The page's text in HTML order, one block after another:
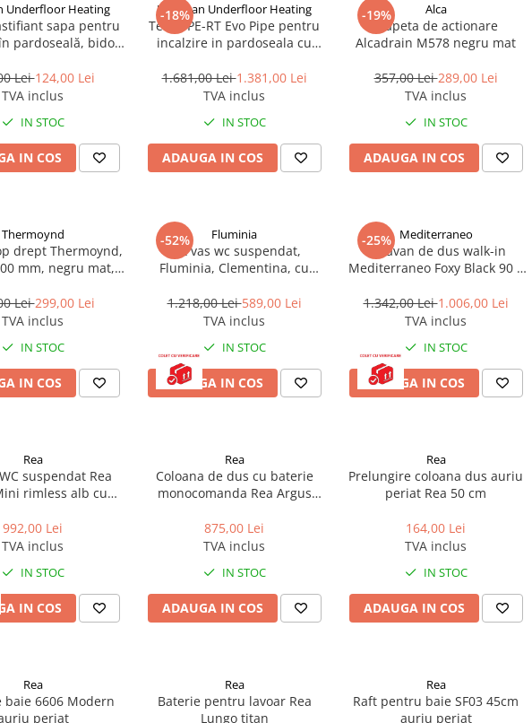
Underfloor Heating
sapa pentru
pardoseală, bidon
heating
Lei124,00 Lei
TVA inclus
IN STOC
IN COS
-18%
Hoffman Underfloor Heating
Teava PE-RT Evo Pipe pentru
incalzire in pardoseala cu
Oxigen, produsa in Romania,
16x2 mm, colac 500 ml,
1.681,00 Lei1.381,00 Lei
TVA inclus
IN STOC
ADAUGA IN COS
-19% Alca
Clapeta de actionare
Alcadrain M578 negru mat
357,00 Lei289,00 Lei
TVA inclus
IN STOC
ADAUGA IN COS
Thermoynd
drept Thermoynd,
mm, negru mat,
incluse
Lei299,00 Lei
TVA inclus
IN STOC
IN COS
-52% Fluminia
Set vas wc suspendat,
Fluminia, Clementina, cu
close, alb
1.218,00 Lei589,00 Lei
TVA inclus
IN STOC
ADAUGA IN COS
-25% Mediterraneo
Paravan de dus walk-in
Mediterraneo Foxy Black 90 x
periat
1.342,00 Lei1.006,00 Lei
TVA inclus
IN STOC
ADAUGA IN COS
Rea
suspendat Rea
rimless alb cu
992,00 Lei
TVA inclus
IN STOC
IN COS
Rea
Coloana de dus cu baterie
monocomanda Rea Argus
875,00 Lei
TVA inclus
IN STOC
ADAUGA IN COS
Rea
Prelungire coloana dus auriu
periat Rea 50 cm
164,00 Lei
TVA inclus
IN STOC
ADAUGA IN COS
Rea
baie 6606 Modern
periat
Rea
Baterie pentru lavoar Rea
Lungo titan
Rea
Raft pentru baie SF03 45cm
auriu periat